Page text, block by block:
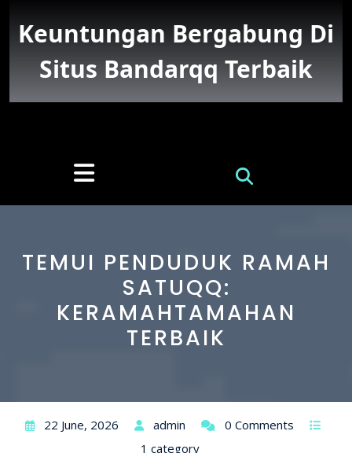
contentKeuntungan Bergabung Di
Situs Bandarqq Terbaik
Open
Button
TEMUI PENDUDUK RAMAH
SATUQQ:
KERAMAHTAMAHAN
TERBAIK
22 June, 2026 admin
0 Comments
1 category